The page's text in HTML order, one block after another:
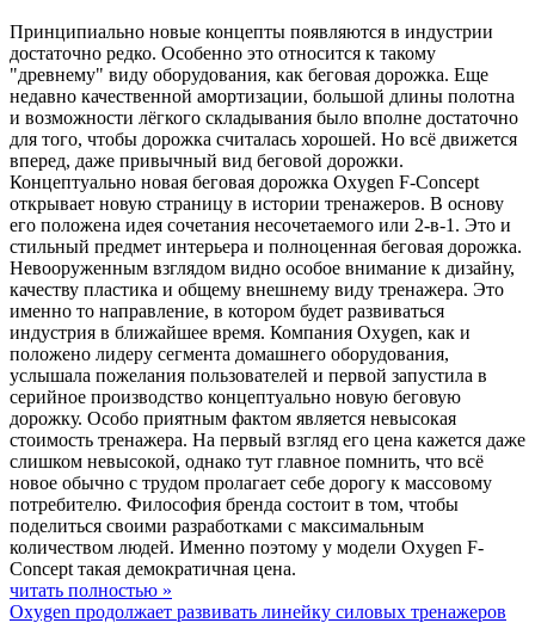
Принципиально новые концепты появляются в индустрии
достаточно редко. Особенно это относится к такому
"древнему" виду оборудования, как беговая дорожка. Еще
недавно качественной амортизации, большой длины полотна
и возможности лёгкого складывания было вполне достаточно
для того, чтобы дорожка считалась хорошей. Но всё движется
вперед, даже привычный вид беговой дорожки.
Концептуально новая беговая дорожка Oxygen F-Concept
открывает новую страницу в истории тренажеров. В основу
его положена идея сочетания несочетаемого или 2-в-1. Это и
стильный предмет интерьера и полноценная беговая дорожка.
Невооруженным взглядом видно особое внимание к дизайну,
качеству пластика и общему внешнему виду тренажера. Это
именно то направление, в котором будет развиваться
индустрия в ближайшее время. Компания Oxygen, как и
положено лидеру сегмента домашнего оборудования,
услышала пожелания пользователей и первой запустила в
серийное производство концептуально новую беговую
дорожку. Особо приятным фактом является невысокая
стоимость тренажера. На первый взгляд его цена кажется даже
слишком невысокой, однако тут главное помнить, что всё
новое обычно с трудом пролагает себе дорогу к массовому
потребителю. Философия бренда состоит в том, чтобы
поделиться своими разработками с максимальным
количеством людей. Именно поэтому у модели Oxygen F-
Concept такая демократичная цена.
читать полностью »
Oxygen продолжает развивать линейку силовых тренажеров